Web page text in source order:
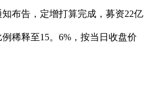
布告，定增打算完成，募资22亿
稀释至15。6%，按当日收盘价